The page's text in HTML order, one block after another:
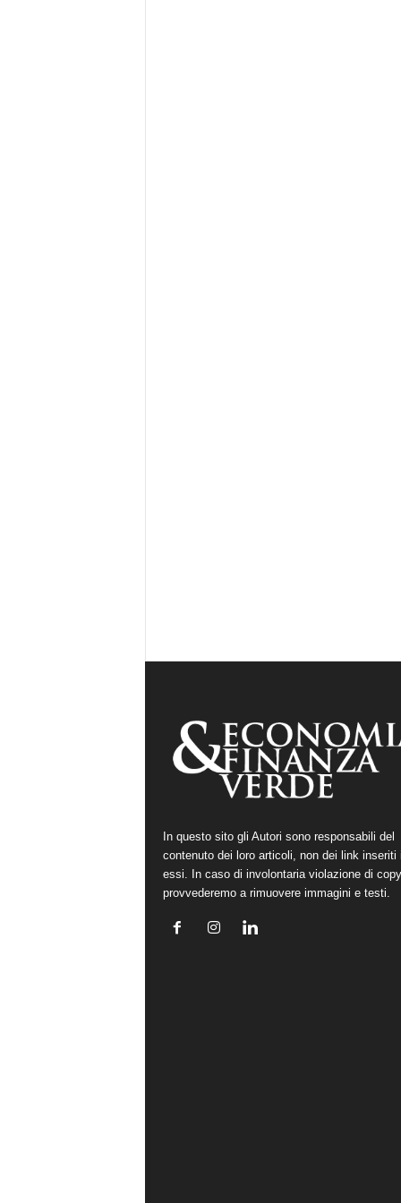
In questo sito gli Autori sono responsabili del
contenuto dei loro articoli, non dei link inseriti
essi. In caso di involontaria violazione di
provvederemo a rimuovere immagini e testi.